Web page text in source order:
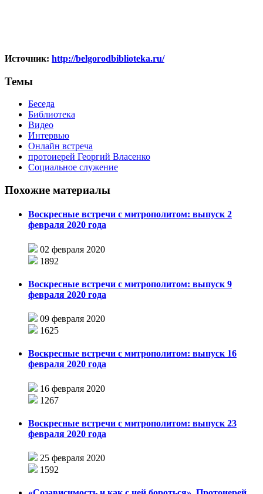
Источник: http://belgorodbiblioteka.ru/
Темы
Беседа
Библиотека
Видео
Интервью
Онлайн встреча
протоиерей Георгий Власенко
Социальное служение
Похожие материалы
Воскресные встречи с митрополитом: выпуск 2
февраля 2020 года
02 февраля 2020
1892
Воскресные встречи с митрополитом: выпуск 9
февраля 2020 года
09 февраля 2020
1625
Воскресные встречи с митрополитом: выпуск 16
февраля 2020 года
16 февраля 2020
1267
Воскресные встречи с митрополитом: выпуск 23
февраля 2020 года
25 февраля 2020
1592